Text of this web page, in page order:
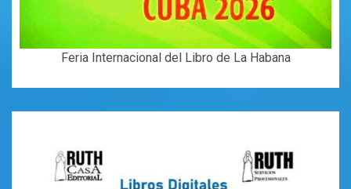
Feria Internacional del Libro de La Habana